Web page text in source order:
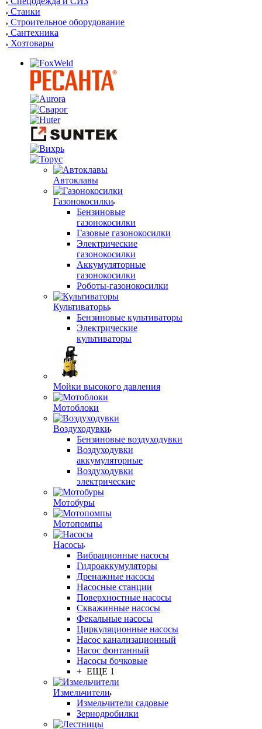
Станки
Строительное оборудование
Сантехника
Хозтовары
Автоклавы
Газонокосилки
Бензиновые
газонокосилки
Газовые газонокосилки
Электрические
газонокосилки
Аккумуляторные
газонокосилки
Роботы-газонокосилки
Культиваторы
Бензиновые культиваторы
Электрические
культиваторы
Мойки высокого давления
Мотоблоки
Воздуходувки
Бензиновые воздуходувки
Воздуходувки
аккумуляторные
Воздуходувки
электрические
Мотобуры
Мотопомпы
Насосы
Вибрационные насосы
Гидроаккумуляторы
Дренажные насосы
Насосные станции
Поверхностные насосы
Скважинные насосы
Фекальные насосы
Циркуляционные насосы
Насос канализационный
Насос фонтанный
Насосы бочковые
+ ЕЩЕ 1
Измельчители
Измельчители садовые
Зернодробилки